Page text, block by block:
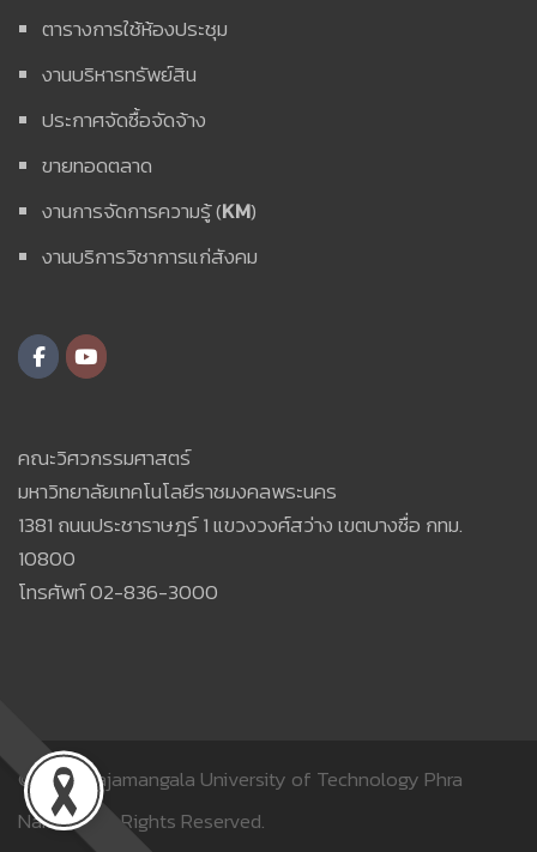
ตารางการใช้ห้องประชุม
งานบริหารทรัพย์สิน
ประกาศจัดซื้อจัดจ้าง
ขายทอดตลาด
งานการจัดการความรู้ (KM)
งานบริการวิชาการแก่สังคม
คณะวิศวกรรมศาสตร์
มหาวิทยาลัยเทคโนโลยีราชมงคลพระนคร
1381 ถนนประชาราษฎร์ 1 แขวงวงศ์สว่าง เขตบางซื่อ กทม.
10800
โทรศัพท์ 02-836-3000
© 2018 Rajamangala University of Technology Phra
Nakhon.All Rights Reserved.